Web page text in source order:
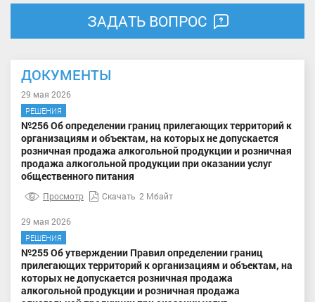
ЗАДАТЬ ВОПРОС
ДОКУМЕНТЫ
29 мая 2026
РЕШЕНИЯ
№256 Об определении границ прилегающих территорий к
организациям и объектам, на которых не допускается
розничная продажа алкогольной продукции и розничная
продажа алкогольной продукции при оказании услуг
общественного питания
Просмотр Скачать 2 Мбайт
29 мая 2026
РЕШЕНИЯ
№255 Об утверждении Правил определении границ
прилегающих территорий к организациям и объектам, на
которых не допускается розничная продажа
алкогольной продукции и розничная продажа